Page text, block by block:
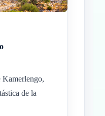
Kamerlengo,
de la